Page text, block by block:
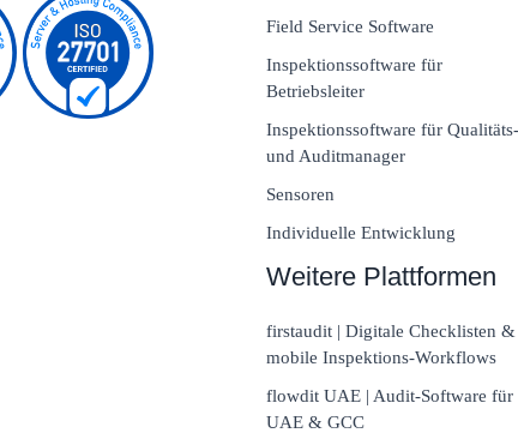
Field Service Software
Inspektionssoftware für
Betriebsleiter
Inspektionssoftware für Qualitäts-
und Auditmanager
Sensoren
Individuelle Entwicklung
Weitere Plattformen
firstaudit | Digitale Checklisten &
mobile Inspektions-Workflows
flowdit UAE | Audit-Software für
UAE & GCC